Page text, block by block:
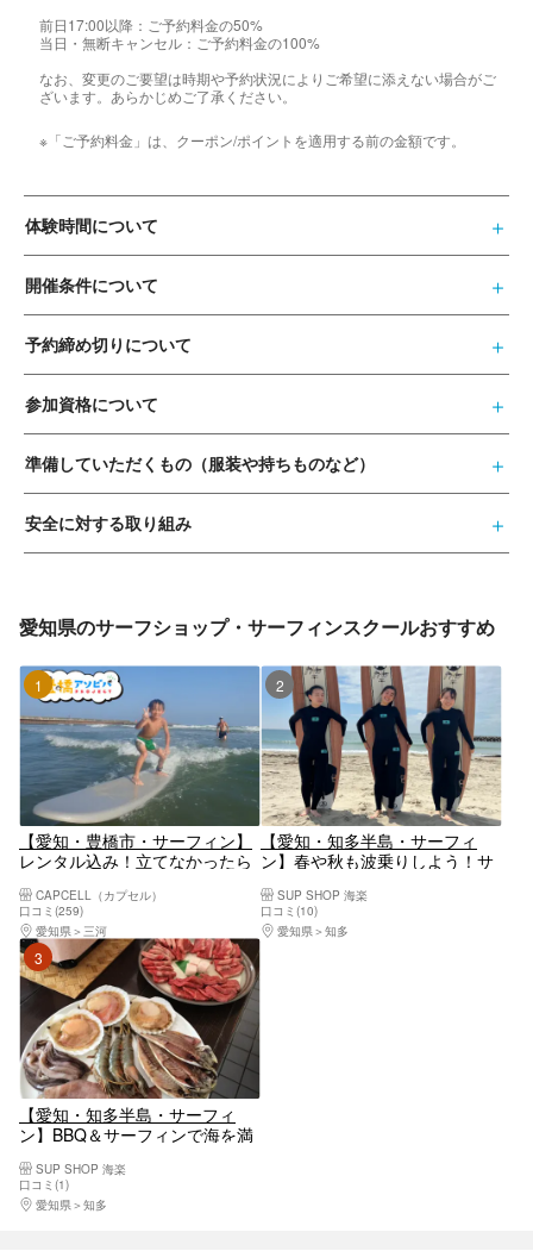
前日17:00以降：ご予約料金の50%
当日・無断キャンセル：ご予約料金の100%
なお、変更のご要望は時期や予約状況によりご希望に添えない場合がご
ざいます。あらかじめご了承ください。
※「ご予約料金」は、クーポン/ポイントを適用する前の金額です。
体験時間について
開催条件について
予約締め切りについて
参加資格について
準備していただくもの（服装や持ちものなど）
安全に対する取り組み
愛知県のサーフショップ・サーフィンスクールおすすめ
1位
【愛知・豊橋市・サーフィン】
レンタル込み！立てなかったら
められます！初めてのサーフィ
ン大歓迎！【親子でも体験
OK！】
CAPCELL（カプセル）
口コミ(259)
愛知県
三河
2位
【愛知・知多半島・サーフィ
ン】春や秋も波乗りしよう！サ
ツ付）
SUP SHOP 海楽
口コミ(10)
愛知県
知多
3位
【愛知・知多半島・サーフィ
ン】BBQ＆サーフィンで海を満
SUP SHOP 海楽
口コミ(1)
愛知県
知多